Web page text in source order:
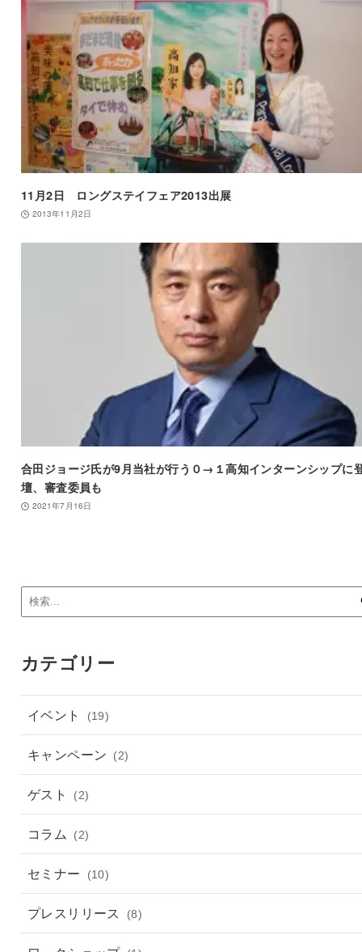
11月2日 ロングステイフェア2013出展
2013年11月2日
合田ジョージ氏が9月当社が行う０→１高知インターンシップに
壇、審査委員も
2021年7月16日
カテゴリー
イベント (19)
キャンペーン (2)
ゲスト (2)
コラム (2)
セミナー (10)
プレスリリース (8)